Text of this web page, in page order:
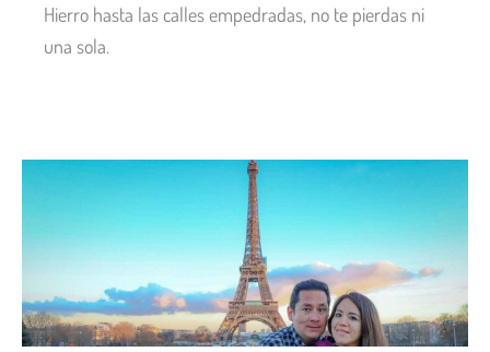
Hierro hasta las calles empedradas, no te pierdas ni
una sola.